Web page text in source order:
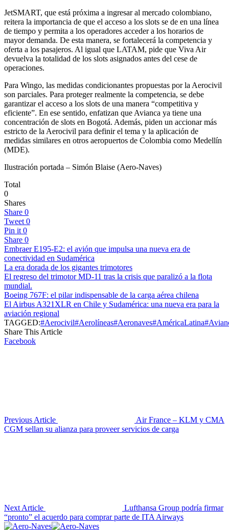
JetSMART, que está próxima a ingresar al mercado colombiano,
reitera la importancia de que el acceso a los slots se de en una línea
de tiempo y permita a los operadores acceder a los horarios de
mayor demanda. De esta manera, se fortalecerá la competencia y
oferta a los pasajeros. Al igual que LATAM, pide que Viva Air
devuelva la totalidad de los slots asignados antes del cese de
operaciones.
Para Wingo, las medidas condicionantes propuestas por la Aerocivil
son parciales. Para proteger realmente la competencia, se debe
garantizar el acceso a los slots de una manera “competitiva y
eficiente”. En ese sentido, enfatizan que Avianca ya tiene una
concentración de slots en Bogotá. Además, piden un accionar más
estricto de la Aerocivil para definir el tema y la aplicación de
medidas similares en otros aeropuertos de Colombia como Medellín
(MDE).
Ilustración portada – Simón Blaise (Aero-Naves)
Total
0
Shares
Share 0
Tweet 0
Pin it 0
Share 0
Embraer E195-E2: el avión que impulsa una nueva era de
conectividad en Sudamérica
La era dorada de los gigantes trimotores
El regreso del trimotor MD-11 tras la crisis que paralizó a la flota
mundial.
Boeing 767F: el pilar indispensable de la carga aérea chilena
El Airbus A321XLR en Chile y Sudamérica: una nueva era para la
aviación regional
TAGGED:#Aerocivil#Aerolíneas#Aeronaves#AméricaLatina
Share This Article
Facebook
Previous Article
Air France – KLM y CMA
CGM sellan su alianza para proveer servicios de carga
Next Article
Lufthansa Group podría firmar
“pronto” el acuerdo para comprar parte de ITA Airways